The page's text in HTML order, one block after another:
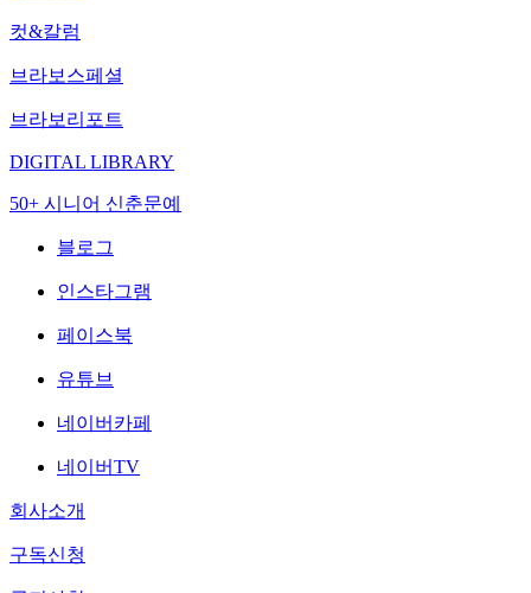
컷&칼럼
브라보스페셜
브라보리포트
DIGITAL LIBRARY
50+ 시니어 신춘문예
블로그
인스타그램
페이스북
유튜브
네이버카페
네이버TV
회사소개
구독신청